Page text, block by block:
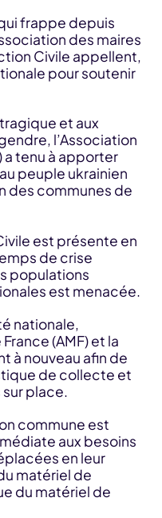
frappe depuis
des maires
Civile appellent,
pour soutenir
et aux
l’Association
a tenu à apporter
peuple ukrainien
des communes de
est présente en
de crise
populations
est menacée.
nationale,
(AMF) et la
à nouveau afin de
de collecte et
place.
commune est
aux besoins
en leur
matériel de
du matériel de